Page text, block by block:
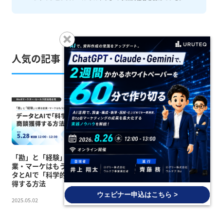
人気の記事
「勘」と「経験」に頼る営
業・マーケはもう古い？デー
タとAIで「科学的」に商談獲
得する方法
2025.05.02
インテントデータを活用した
BtoB向けツール4選【2026年
最新】｜選び方とおすすめ
2026.02.02
ウェビナー申込はこちら >